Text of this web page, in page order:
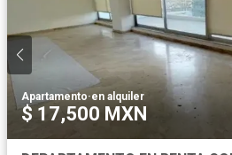
Apartamento·en alquiler
$ 17,500 MXN